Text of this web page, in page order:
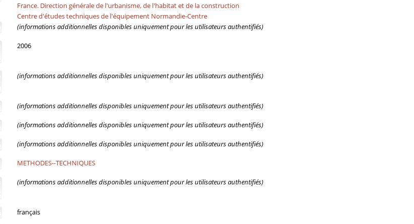
France. Direction générale de l'urbanisme, de l'habitat et de la construction
Centre d'études techniques de l'équipement Normandie-Centre
(informations additionnelles disponibles uniquement pour les utilisateurs authentifiés)
2006
(informations additionnelles disponibles uniquement pour les utilisateurs authentifiés)
(informations additionnelles disponibles uniquement pour les utilisateurs authentifiés)
(informations additionnelles disponibles uniquement pour les utilisateurs authentifiés)
(informations additionnelles disponibles uniquement pour les utilisateurs authentifiés)
METHODES--TECHNIQUES
(informations additionnelles disponibles uniquement pour les utilisateurs authentifiés)
français